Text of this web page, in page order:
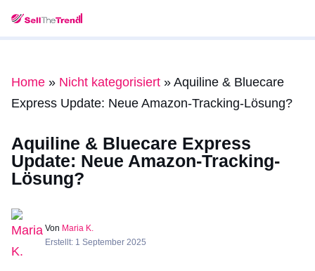
Home » Nicht kategorisiert » Aquiline & Bluecare
Express Update: Neue Amazon-Tracking-Lösung?
Aquiline & Bluecare Express
Update: Neue Amazon-Tracking-
Lösung?
Von Maria K.
Erstellt: 1 September 2025